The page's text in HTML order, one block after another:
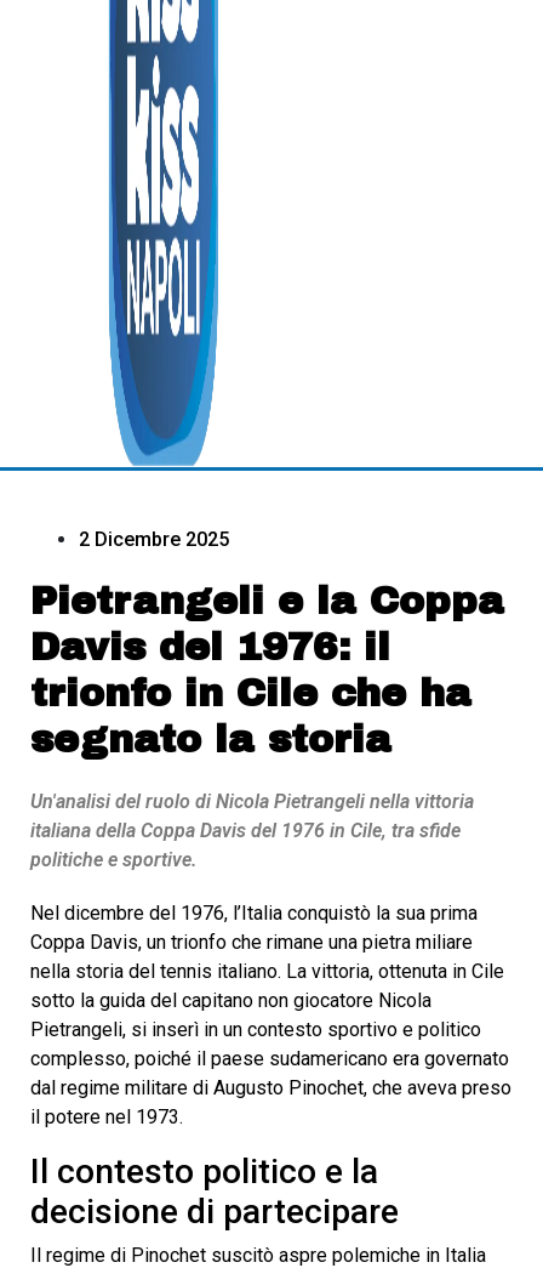
2 Dicembre 2025
Pietrangeli e la Coppa
Davis del 1976: il
trionfo in Cile che ha
segnato la storia
Un'analisi del ruolo di Nicola Pietrangeli nella vittoria
italiana della Coppa Davis del 1976 in Cile, tra sfide
politiche e sportive.
Nel dicembre del 1976, l’Italia conquistò la sua prima
Coppa Davis, un trionfo che rimane una pietra miliare
nella storia del tennis italiano. La vittoria, ottenuta in Cile
sotto la guida del capitano non giocatore Nicola
Pietrangeli, si inserì in un contesto sportivo e politico
complesso, poiché il paese sudamericano era governato
dal regime militare di Augusto Pinochet, che aveva preso
il potere nel 1973.
Il contesto politico e la
decisione di partecipare
Il regime di Pinochet suscitò aspre polemiche in Italia